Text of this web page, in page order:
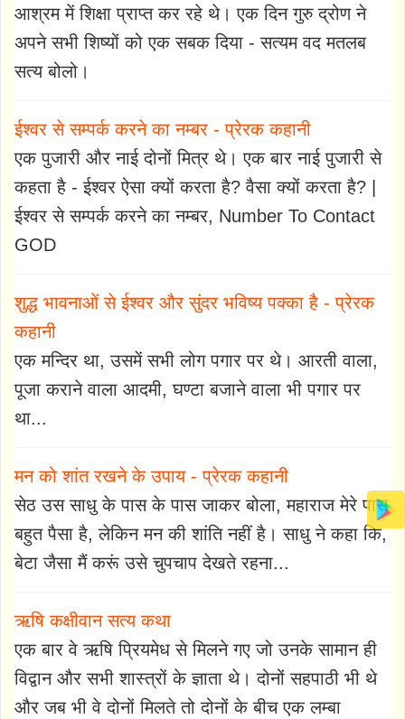
आश्रम में शिक्षा प्राप्त कर रहे थे। एक दिन गुरु द्रोण ने
अपने सभी शिष्यों को एक सबक दिया - सत्यम वद मतलब
सत्य बोलो।
ईश्वर से सम्पर्क करने का नम्बर - प्रेरक कहानी
एक पुजारी और नाई दोनों मित्र थे। एक बार नाई पुजारी से
कहता है - ईश्वर ऐसा क्यों करता है? वैसा क्यों करता है? |
ईश्वर से सम्पर्क करने का नम्बर, Number To Contact
GOD
शुद्ध भावनाओं से ईश्वर और सुंदर भविष्य पक्का है - प्रेरक
कहानी
एक मन्दिर था, उसमें सभी लोग पगार पर थे। आरती वाला,
पूजा कराने वाला आदमी, घण्टा बजाने वाला भी पगार पर
था...
मन को शांत रखने के उपाय - प्रेरक कहानी
सेठ उस साधु के पास के पास जाकर बोला, महाराज मेरे पास
बहुत पैसा है, लेकिन मन की शांति नहीं है। साधु ने कहा कि,
बेटा जैसा मैं करूं उसे चुपचाप देखते रहना...
ऋषि कक्षीवान सत्य कथा
एक बार वे ऋषि प्रियमेध से मिलने गए जो उनके सामान ही
विद्वान और सभी शास्त्रों के ज्ञाता थे। दोनों सहपाठी भी थे
और जब भी वे दोनों मिलते तो दोनों के बीच एक लम्बा